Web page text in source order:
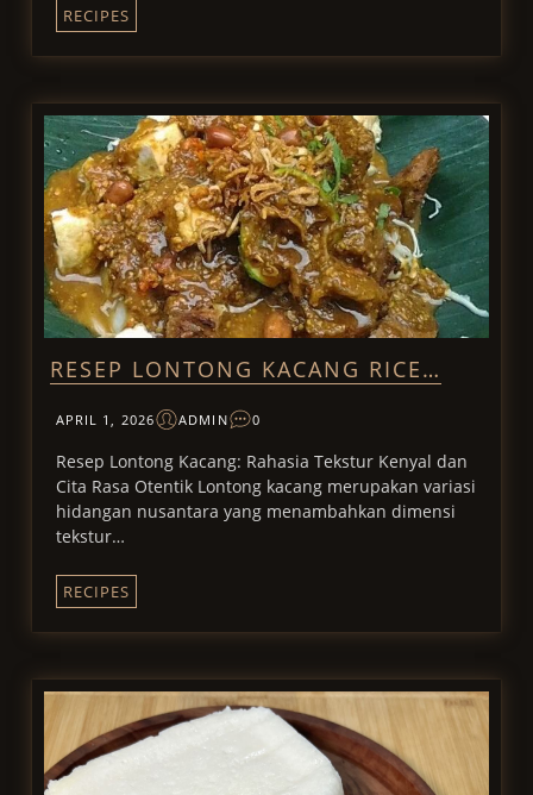
RECIPES
RESEP LONTONG KACANG RICE…
APRIL 1, 2026 ADMIN 0
Resep Lontong Kacang: Rahasia Tekstur Kenyal dan
Cita Rasa Otentik Lontong kacang merupakan variasi
hidangan nusantara yang menambahkan dimensi
tekstur…
RECIPES